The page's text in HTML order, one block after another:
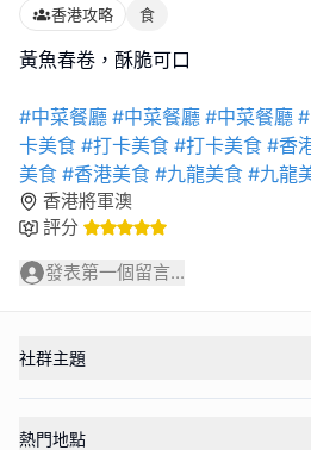
香港攻略 食
黃魚春卷，酥脆可口
#中菜餐廳 #中菜餐廳 #中菜餐廳
卡美食 #打卡美食 #打卡美食 #香
美食 #香港美食 #九龍美食 #九龍
香港將軍澳
評分
發表第一個留言...
社群主題
熱門地點